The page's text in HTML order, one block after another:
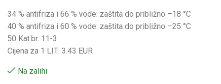
34 % antifriza i 66 % vode: zaštita do približno –18 °C
40 % antifriza i 60 % vode: zaštita do približno –25 °C
50 Kat.br. 11-3
Cijena za 1 LIT: 3.43 EUR
Na zalihi